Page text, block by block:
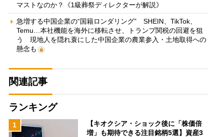
マストなのか？《1級葬祭ディレクターが解説》
急増する中国企業の“国籍ロンダリング” SHEIN、TikTok、
Temu…本社機能を海外に移転させ、トランプ関税の回避を狙
う 現地人を隠れ蓑にした中国企業の農業参入・土地取得への
懸念も
関連記事
ランキング
1
【キオクシア・ショック後に「株価倍
増」も期待できる注目銘柄5選】資産3